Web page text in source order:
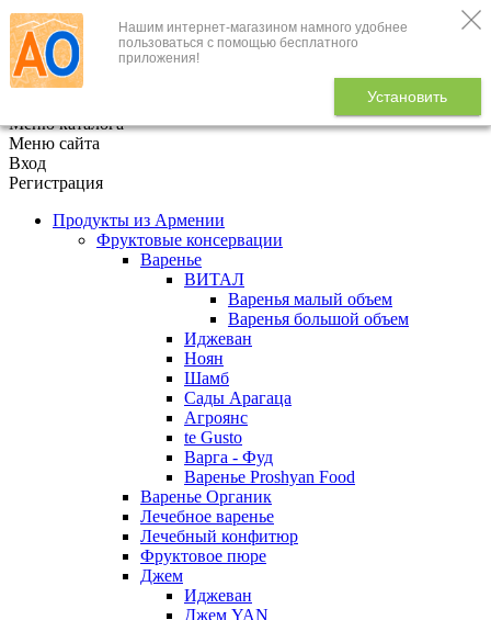
Нашим интернет-магазином намного удобнее
пользоваться с помощью бесплатного
приложения!
Установить
+7 (495) 646-888-1
В корзине
Меню каталога
Меню сайта
Вход
Регистрация
Продукты из Армении
Фруктовые консервации
Варенье
ВИТАЛ
Варенья малый объем
Варенья большой объем
Иджеван
Ноян
Шамб
Сады Арагаца
Агроянс
te Gusto
Варга - Фуд
Варенье Proshyan Food
Варенье Органик
Лечебное варенье
Лечебный конфитюр
Фруктовое пюре
Джем
Иджеван
Джем YAN